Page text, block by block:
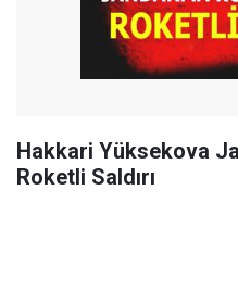
Hakkari Yüksekova
Roketli Saldırı